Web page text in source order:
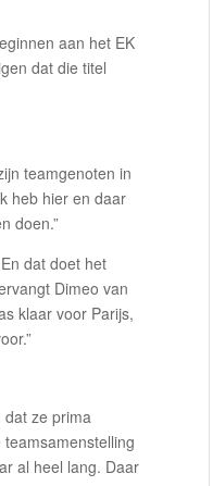
aan het EK
dat die titel
teamgenoten in
heb hier en daar
doen.”
dat doet het
Dimeo van
klaar voor Parijs,
dat ze prima
al heel lang. Daar